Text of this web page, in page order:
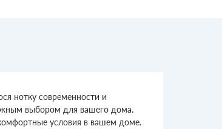
нотку современности и
выбором для вашего дома.
условия в вашем доме.